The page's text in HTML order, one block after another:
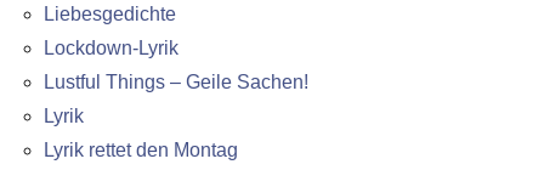
Liebesgedichte
Lockdown-Lyrik
Lustful Things – Geile Sachen!
Lyrik
Lyrik rettet den Montag